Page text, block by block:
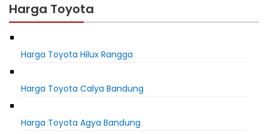
Harga Toyota
Harga Toyota Hilux Rangga
Harga Toyota Calya Bandung
Harga Toyota Agya Bandung